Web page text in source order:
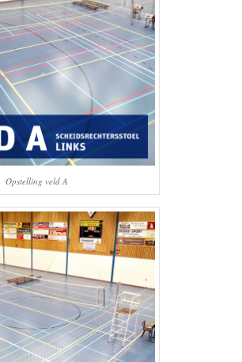
Opstelling veld A